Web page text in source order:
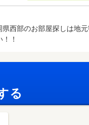
部のお部屋探しは地元
！
る